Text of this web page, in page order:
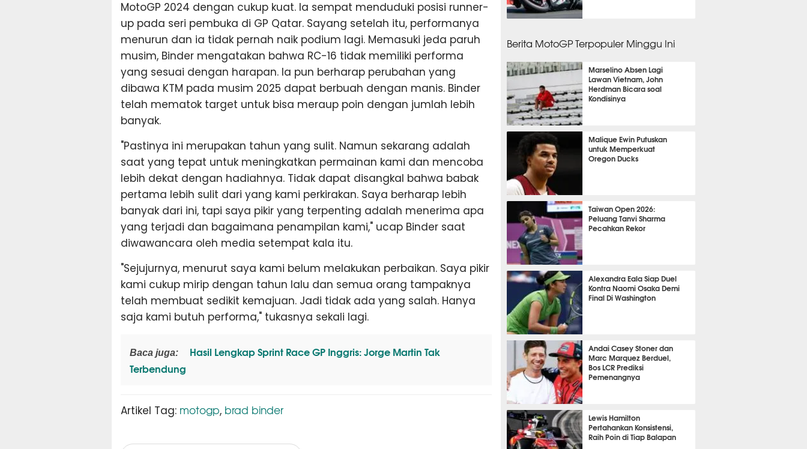
MotoGP 2024 dengan cukup kuat. Ia sempat menduduki posisi runner-
up pada seri pembuka di GP Qatar. Sayang setelah itu, performanya
menurun dan ia tidak pernah naik podium lagi. Memasuki jeda paruh
musim, Binder mengatakan bahwa RC-16 tidak memiliki performa
yang sesuai dengan harapan. Ia pun berharap perubahan yang
dibawa KTM pada musim 2025 dapat berbuah dengan manis. Binder
telah mematok target untuk bisa meraup poin dengan jumlah lebih
banyak.
"Pastinya ini merupakan tahun yang sulit. Namun sekarang adalah
saat yang tepat untuk meningkatkan permainan kami dan mencoba
lebih dekat dengan hadiahnya. Tidak dapat disangkal bahwa babak
pertama lebih sulit dari yang kami perkirakan. Saya berharap lebih
banyak dari ini, tapi saya pikir yang terpenting adalah menerima apa
yang terjadi dan bagaimana penampilan kami," ucap Binder saat
diwawancara oleh media setempat kala itu.
"Sejujurnya, menurut saya kami belum melakukan perbaikan. Saya pikir
kami cukup mirip dengan tahun lalu dan semua orang tampaknya
telah membuat sedikit kemajuan. Jadi tidak ada yang salah. Hanya
saja kami butuh performa," tukasnya sekali lagi.
Baca juga:
Hasil Lengkap Sprint Race GP Inggris: Jorge Martin Tak
Terbendung
Artikel Tag: motogp, brad binder
Berita MotoGP Terpopuler Minggu Ini
Marselino Absen Lagi
Lawan Vietnam, John
Herdman Bicara soal
Kondisinya
SEPAK BOLA
Malique Ewin Putuskan
untuk Memperkuat
Oregon Ducks
BASKET
Taiwan Open 2026:
Peluang Tanvi Sharma
Pecahkan Rekor
BADMINTON
Alexandra Eala Siap Duel
Kontra Naomi Osaka Demi
Final Di Washington
TENIS
Andai Casey Stoner dan
Marc Marquez Berduel,
Bos LCR Prediksi
Pemenangnya
MOTOGP
Lewis Hamilton
Pertahankan Konsistensi,
Raih Poin di Tiap Balapan